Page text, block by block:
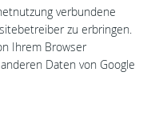
verbundene
zu erbringen.
Ihrem Browser
Daten von Google